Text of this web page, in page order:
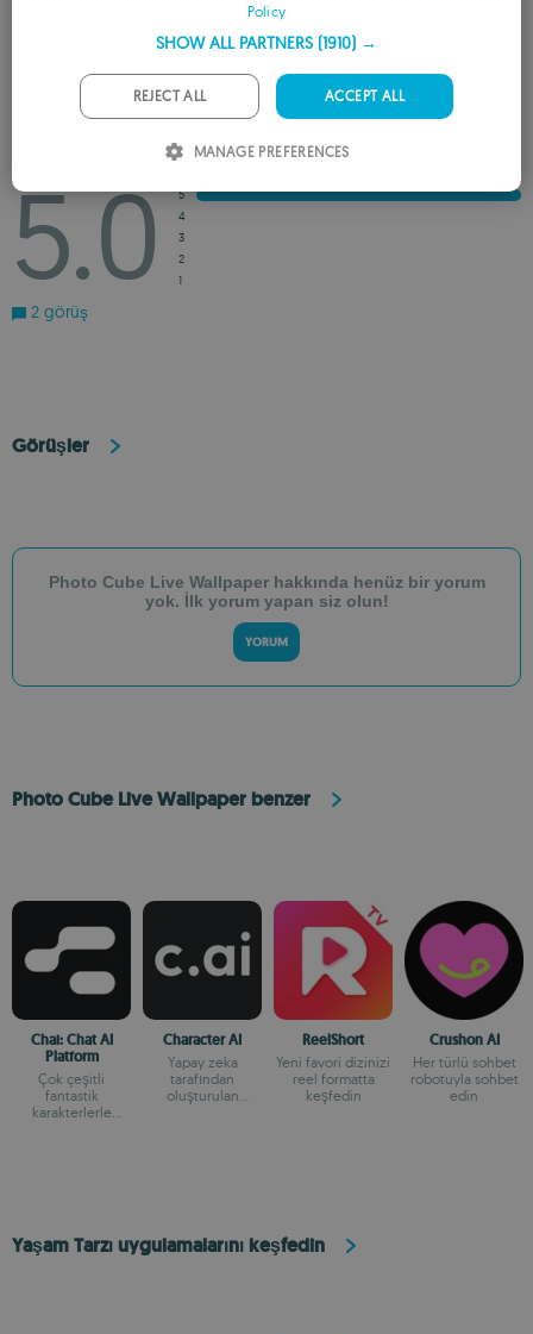
İSTEK LISTESINE EKLE ÖNERILENLERE EKLE
5.0
5
4
3
2
1
2 görüş
Görüşler
Photo Cube Live Wallpaper hakkında henüz bir yorum
yok. İlk yorum yapan siz olun!
YORUM
Photo Cube Live Wallpaper benzer
Chai: Chat AI
Platform
Çok çeşitli
fantastik
karakterlerle
Character AI
Yapay zeka
tarafından
oluşturulan
ReelShort
Yeni favori dizinizi
reel formatta
keşfedin
Crushon AI
Her türlü sohbet
robotuyla sohbet
edin
Yaşam Tarzı uygulamalarını keşfedin
Policy
SHOW ALL PARTNERS (1910) →
ACCEPT ALL
REJECT ALL
MANAGE PREFERENCES